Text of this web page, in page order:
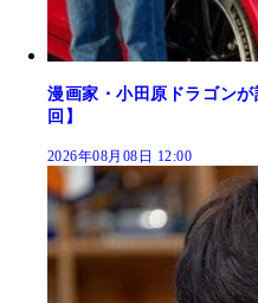
漫画家・小田原ドラゴン
回】
2026年08月08日 12:00